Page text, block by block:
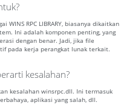
WINS RPC LIBRARY, biasanya dikaitkan
Ini adalah komponen penting, yang
dengan benar. Jadi, jika file
pada kerja perangkat lunak terkait.
kesalahan?
kesalahan winsrpc.dll. Ini termasuk
aplikasi yang salah, dll.